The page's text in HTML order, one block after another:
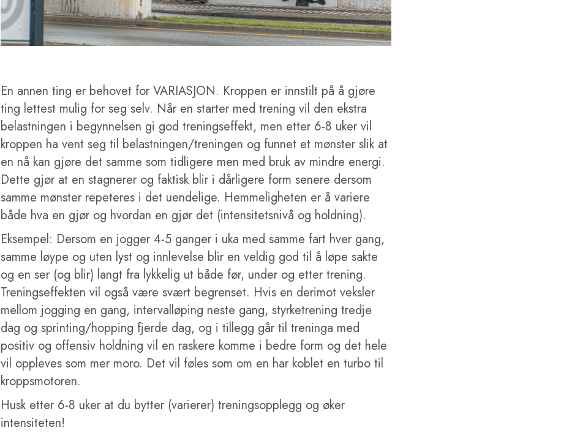
En annen ting er behovet for VARIASJON. Kroppen er innstilt på å gjøre
ting lettest mulig for seg selv. Når en starter med trening vil den ekstra
belastningen i begynnelsen gi god treningseffekt, men etter 6-8 uker vil
kroppen ha vent seg til belastningen/treningen og funnet et mønster slik at
en nå kan gjøre det samme som tidligere men med bruk av mindre energi.
Dette gjør at en stagnerer og faktisk blir i dårligere form senere dersom
samme mønster repeteres i det uendelige. Hemmeligheten er å variere
både hva en gjør og hvordan en gjør det (intensitetsnivå og holdning).
Eksempel: Dersom en jogger 4-5 ganger i uka med samme fart hver gang,
samme løype og uten lyst og innlevelse blir en veldig god til å løpe sakte
og en ser (og blir) langt fra lykkelig ut både før, under og etter trening.
Treningseffekten vil også være svært begrenset. Hvis en derimot veksler
mellom jogging en gang, intervalløping neste gang, styrketrening tredje
dag og sprinting/hopping fjerde dag, og i tillegg går til treninga med
positiv og offensiv holdning vil en raskere komme i bedre form og det hele
vil oppleves som mer moro. Det vil føles som om en har koblet en turbo til
kroppsmotoren.
Husk etter 6-8 uker at du bytter (varierer) treningsopplegg og øker
intensiteten!